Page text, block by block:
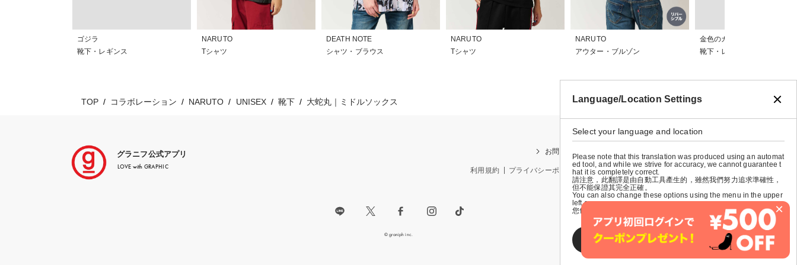
ゴジラ
靴下・レギンス
NARUTO
Tシャツ
DEATH NOTE
シャツ・ブラウス
NARUTO
Tシャツ
NARUTO
アウター・ブルゾン
金色のガッシュ！！
靴下・レギンス
TOP コラボレーション NARUTO UNISEX 靴下 大蛇丸｜ミドルソックス
グラニフ公式アプリ
LOVE with GRAPHIC
お問い合わせ
利用規約 プライバシーポリシー 特定商取引法に基づく表示 会社概要
© graniph inc.
×
Language/Location Settings
Select your language and location
Please note that this translation was produced using an automat
ed tool, and while we strive for accuracy, we cannot guarantee t
hat it is completely correct.
請注意，此翻譯是由自動工具產生的，雖然我們努力追求準確性，
但不能保證其完全正確。
You can also change these options using the menu in the upper
left corner.
您也可以使用左上角的選單來更改這些選項。
SAVE